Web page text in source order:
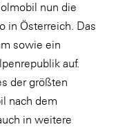
nun die
in Österreich. Das
sowie ein
auf.
der größten
nach dem
in weitere